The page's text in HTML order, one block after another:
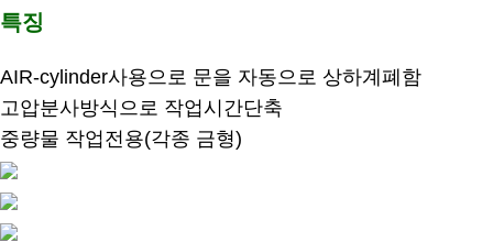
특징
AIR-cylinder사용으로 문을 자동으로 상하계폐함
고압분사방식으로 작업시간단축
중량물 작업전용(각종 금형)